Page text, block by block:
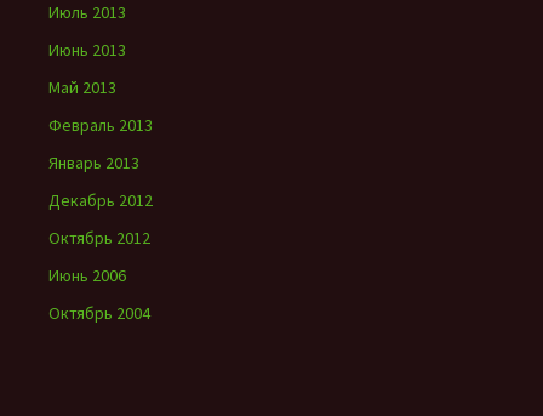
Июль 2013
Июнь 2013
Май 2013
Февраль 2013
Январь 2013
Декабрь 2012
Октябрь 2012
Июнь 2006
Октябрь 2004